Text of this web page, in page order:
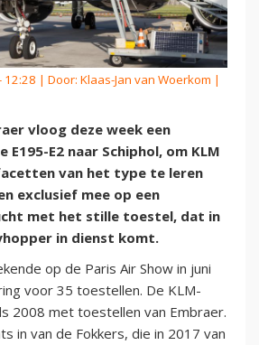
12:28 | Door: Klaas-Jan van Woerkom |
vloog deze week een
E2 naar Schiphol, om KLM
van het type te leren
exclusief mee op een
met het stille toestel, dat in
in dienst komt.
op de Paris Air Show in juni
voor 35 toestellen. De KLM-
2008 met toestellen van Embraer.
in van de Fokkers, die in 2017 van